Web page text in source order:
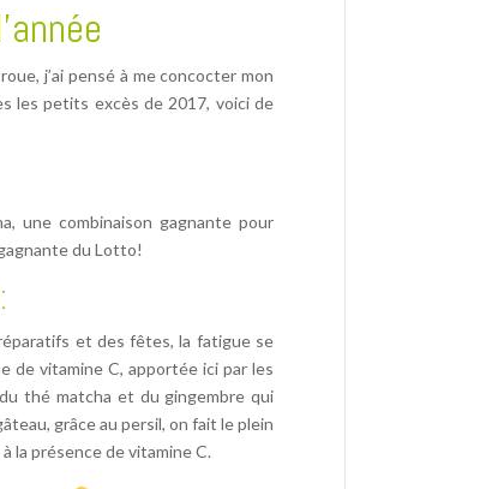
j’ai pensé à me concocter mon
les petits excès de 2017, voici de
une combinaison gagnante pour
du Lotto!
et des fêtes, la fatigue se
de vitamine C, apportée ici par les
thé matcha et du gingembre qui
grâce au persil, on fait le plein
la présence de vitamine C.